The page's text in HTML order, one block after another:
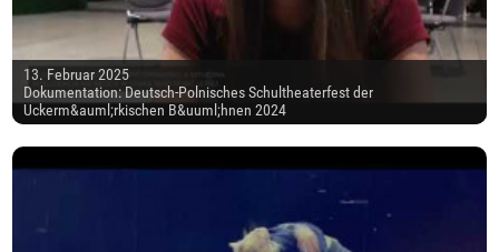
13. Februar 2025
Dokumentation: Deutsch-Polnisches Schultheaterfest der
Uckerm&auml;rkischen B&uuml;hnen 2024